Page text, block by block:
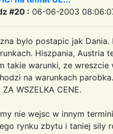
#20 : 06-06-2003
bylo postapic jak
Hiszpania, Austria
takie warunki, ze wreszcie
na warunkach
WSZELKA CENE.
nie wejsc w innym
rynku zbytu i taniej sily